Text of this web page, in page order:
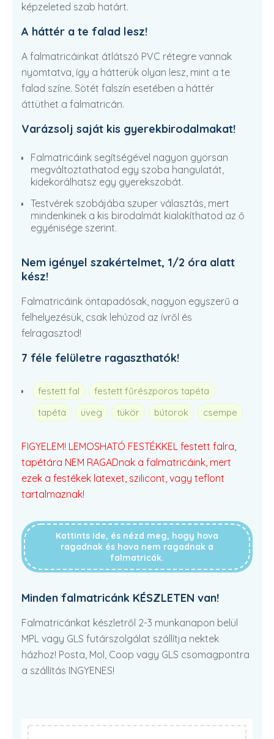
képzeleted szab határt.
A háttér a te falad lesz!
A falmatricáinkat átlátszó PVC rétegre vannak
nyomtatva, így a hátterük olyan lesz, mint a te
falad színe. Sötét falszín esetében a háttér
áttüthet a falmatricán.
Varázsolj saját kis gyerekbirodalmakat!
Falmatricáink segítségével nagyon gyorsan
megváltoztathatod egy szoba hangulatát,
kidekorálhatsz egy gyerekszobát.
Testvérek szobájába szuper választás, mert
mindenkinek a kis birodalmát kialakíthatod az ő
egyénisége szerint.
Nem igényel szakértelmet, 1/2 óra alatt
kész!
Falmatricáink öntapadósak, nagyon egyszerű a
felhelyezésük, csak lehúzod az ívről és
felragasztod!
7 féle felületre ragaszthatók!
festett fal
festett fűrészporos tapéta
tapéta
üveg tükör bútorok csempe
FIGYELEM! LEMOSHATÓ FESTÉKKEL festett falra,
tapétára NEM RAGADnak a falmatricáink, mert
ezek a festékek latexet, szilicont, vagy teflont
tartalmaznak!
Kattints ide, és nézd meg, hogy hova
ragadnak és hova nem ragadnak a
falmatricák.
Minden falmatricánk KÉSZLETEN van!
Falmatricánkat készletről 2-3 munkanapon belül
MPL vagy GLS futárszolgálat szállítja nektek
házhoz! Posta, Mol, Coop vagy GLS csomagpontra
a szállítás INGYENES!